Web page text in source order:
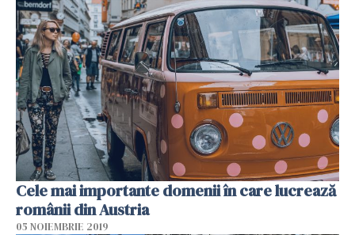
Cele mai importante domenii în care lucrează
românii din Austria
05 NOIEMBRIE 2019